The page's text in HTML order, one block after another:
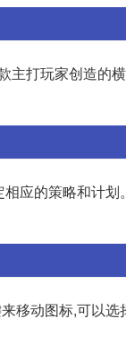
主打玩家创造的
应的策略和计
移动图标,可以